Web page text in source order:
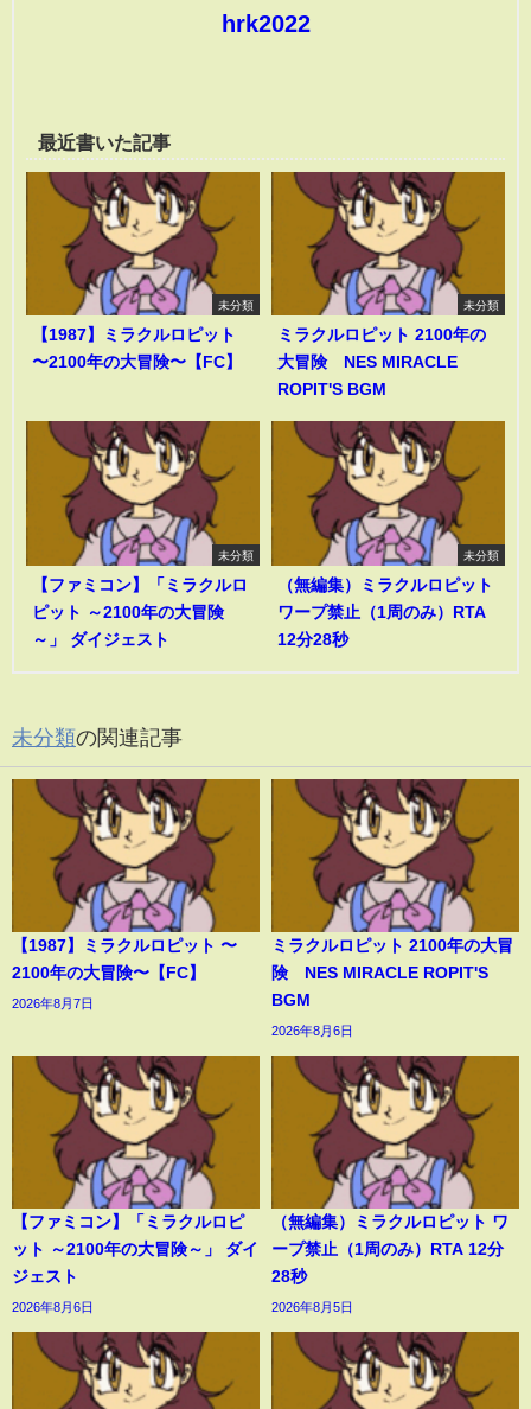
hrk2022
最近書いた記事
未分類
【1987】ミラクルロピット
〜2100年の大冒険〜【FC】
未分類
ミラクルロピット 2100年の
大冒険 NES MIRACLE
ROPIT'S BGM
未分類
【ファミコン】「ミラクルロ
ピット ～2100年の大冒険
～」 ダイジェスト
未分類
（無編集）ミラクルロピット
ワープ禁止（1周のみ）RTA
12分28秒
未分類の関連記事
【1987】ミラクルロピット 〜
2100年の大冒険〜【FC】
2026年8月7日
ミラクルロピット 2100年の大冒
険 NES MIRACLE ROPIT'S
BGM
2026年8月6日
【ファミコン】「ミラクルロピ
ット ～2100年の大冒険～」 ダイ
ジェスト
2026年8月6日
（無編集）ミラクルロピット ワ
ープ禁止（1周のみ）RTA 12分
28秒
2026年8月5日